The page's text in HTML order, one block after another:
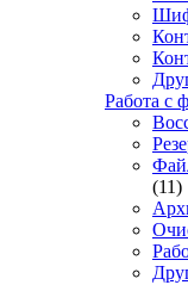
Работа с
(11)